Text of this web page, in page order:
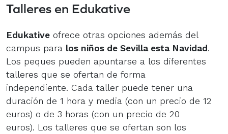
Talleres en Edukative
Edukative ofrece otras opciones además del
campus para los niños de Sevilla esta Navidad.
Los peques pueden apuntarse a los diferentes
talleres que se ofertan de forma
independiente. Cada taller puede tener una
duración de 1 hora y media (con un precio de 12
euros) o de 3 horas (con un precio de 20
euros). Los talleres que se ofertan son los